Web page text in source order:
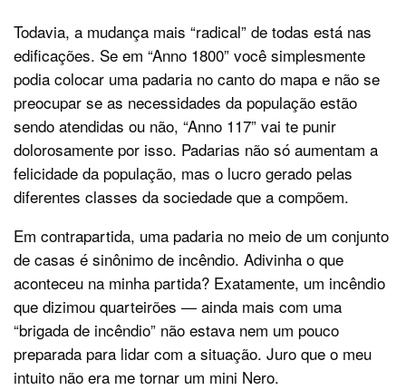
Todavia, a mudança mais “radical” de todas está nas
edificações. Se em “Anno 1800” você simplesmente
podia colocar uma padaria no canto do mapa e não se
preocupar se as necessidades da população estão
sendo atendidas ou não, “Anno 117” vai te punir
dolorosamente por isso. Padarias não só aumentam a
felicidade da população, mas o lucro gerado pelas
diferentes classes da sociedade que a compõem.
Em contrapartida, uma padaria no meio de um conjunto
de casas é sinônimo de incêndio. Adivinha o que
aconteceu na minha partida? Exatamente, um incêndio
que dizimou quarteirões — ainda mais com uma
“brigada de incêndio” não estava nem um pouco
preparada para lidar com a situação. Juro que o meu
intuito não era me tornar um mini Nero.